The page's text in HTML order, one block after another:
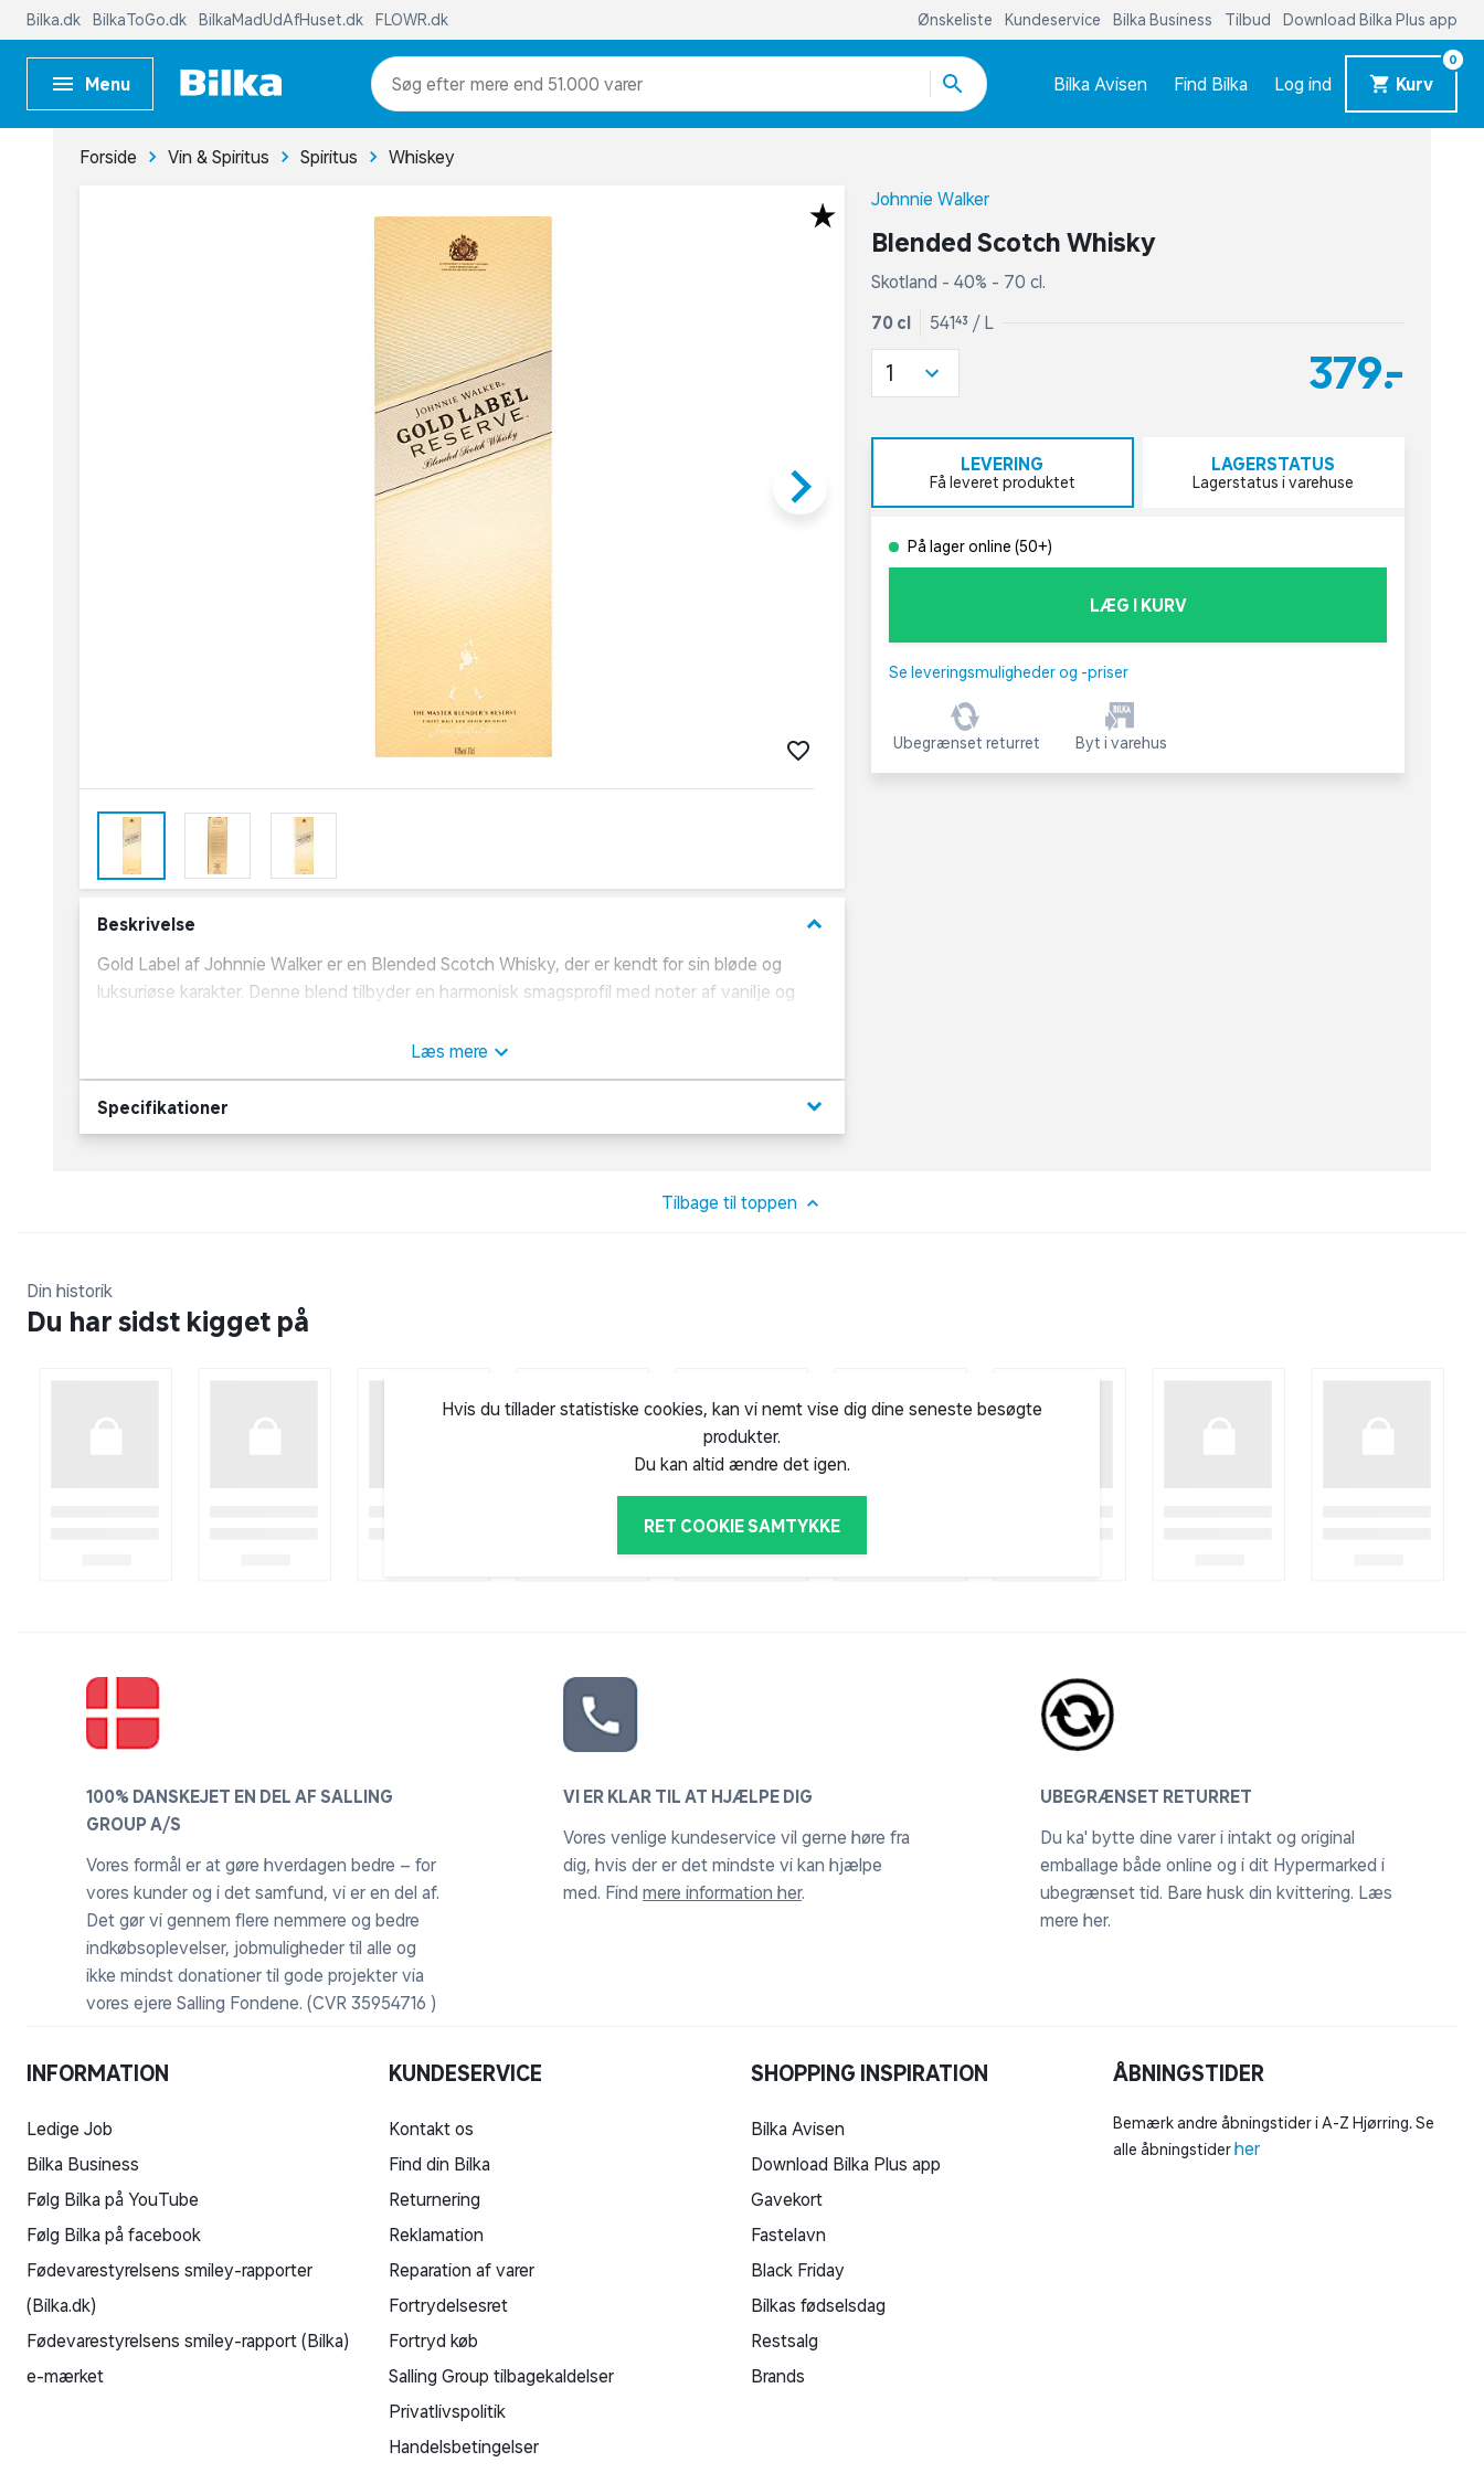
Bilka.dk BilkaToGo.dk BilkaMadUdAfHuset.dk FLOWR.dk Ønskeliste Kundeservice Bilka Business Tilbud Download Bilka Plus app
Menu mere end 51.000 varer Bilka Avisen Find Bilka Log ind Kurv
0
Forside Vin & Spiritus Spiritus Whiskey
keyboard_arrow_right
Beskrivelse keyboard_arrow_down
Gold Label af Johnnie Walker er en Blended Scotch Whisky, der er kendt for sin bløde og
luksuriøse karakter. Denne blend tilbyder en harmonisk smagsprofil med noter af vanilje og
eller brug den som base i diverse cocktails.Læs mere
Specifikationer keyboard_arrow_down
Johnnie Walker
Blended Scotch Whisky
Skotland - 40% - 70 cl.
70 cl 541,43 / L
379,-
1
LEVERING
Få leveret produktet
LAGERSTATUS
Lagerstatus i varehuse
På lager online (50+)
LÆG I KURV
Se leveringsmuligheder og -priser
Ubegrænset returret Byt i varehus
Tilbage til toppen
Din historik
Du har sidst kigget på
Hvis du tillader statistiske cookies, kan vi nemt vise dig dine seneste besøgte
produkter.
Du kan altid ændre det igen.
RET COOKIE SAMTYKKE
100% DANSKEJET EN DEL AF SALLING
GROUP A/S
Vores formål er at gøre hverdagen bedre – for
vores kunder og i det samfund, vi er en del af.
Det gør vi gennem flere nemmere og bedre
indkøbsoplevelser, jobmuligheder til alle og
ikke mindst donationer til gode projekter via
vores ejere Salling Fondene. (CVR 35954716 )
VI ER KLAR TIL AT HJÆLPE DIG
Vores venlige kundeservice vil gerne høre fra
dig, hvis der er det mindste vi kan hjælpe
med. Find mere information her.
UBEGRÆNSET RETURRET
Du ka' bytte dine varer i intakt og original
emballage både online og i dit Hypermarked i
ubegrænset tid. Bare husk din kvittering. Læs
mere her.
INFORMATION
Ledige Job
Bilka Business
Følg Bilka på YouTube
Følg Bilka på facebook
Fødevarestyrelsens smiley-rapporter
(Bilka.dk)
Fødevarestyrelsens smiley-rapport (Bilka)
e-mærket
KUNDESERVICE
Kontakt os
Find din Bilka
Returnering
Reklamation
Reparation af varer
Fortrydelsesret
Fortryd køb
Salling Group tilbagekaldelser
Privatlivspolitik
Handelsbetingelser
SHOPPING INSPIRATION
Bilka Avisen
Download Bilka Plus app
Gavekort
Fastelavn
Black Friday
Bilkas fødselsdag
Restsalg
Brands
ÅBNINGSTIDER
Bemærk andre åbningstider i A-Z Hjørring. Se
alle åbningstiderher